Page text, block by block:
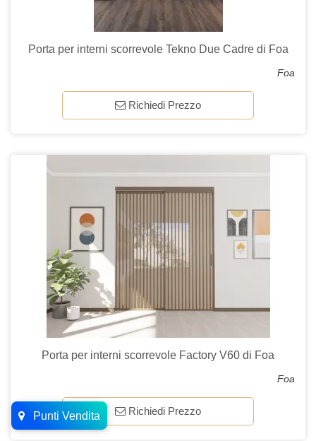
Porta per interni scorrevole Tekno Due Cadre di Foa
Foa
Richiedi Prezzo
Porta per interni scorrevole Factory V60 di Foa
Foa
Richiedi Prezzo
Punti Vendita